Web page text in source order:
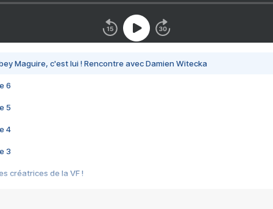
Maguire, c'est lui ! Rencontre avec Damien Witecka
6
5
4
3
créatrices de la VF !